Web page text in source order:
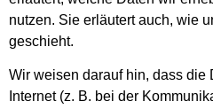
nutzen. Sie erläutert auch, wie
geschieht.
Wir weisen darauf hin, dass die
Internet (z. B. bei der